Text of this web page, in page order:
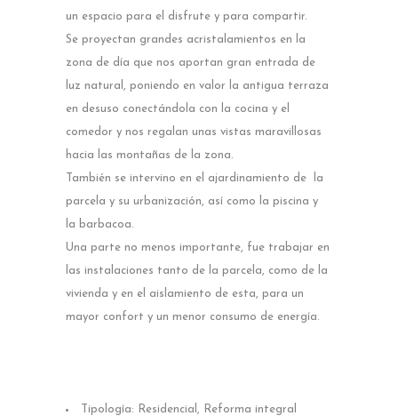
un espacio para el disfrute y para compartir.
Se proyectan grandes acristalamientos en la
zona de día que nos aportan gran entrada de
luz natural, poniendo en valor la antigua terraza
en desuso conectándola con la cocina y el
comedor y nos regalan unas vistas maravillosas
hacia las montañas de la zona.
También se intervino en el ajardinamiento de la
parcela y su urbanización, así como la piscina y
la barbacoa.
Una parte no menos importante, fue trabajar en
las instalaciones tanto de la parcela, como de la
vivienda y en el aislamiento de esta, para un
mayor confort y un menor consumo de energía.
Tipología: Residencial, Reforma integral